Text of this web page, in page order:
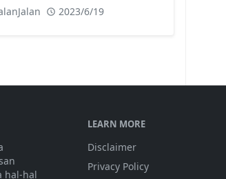
2023/6/19
hal-hal
LEARN MORE
Disclaimer
Privacy Policy